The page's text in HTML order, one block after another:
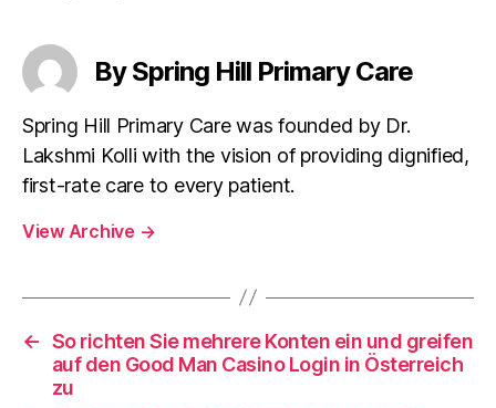
By Spring Hill Primary Care
Spring Hill Primary Care was founded by Dr.
Lakshmi Kolli with the vision of providing dignified,
first-rate care to every patient.
View Archive →
← So richten Sie mehrere Konten ein und greifen
auf den Good Man Casino Login in Österreich
zu